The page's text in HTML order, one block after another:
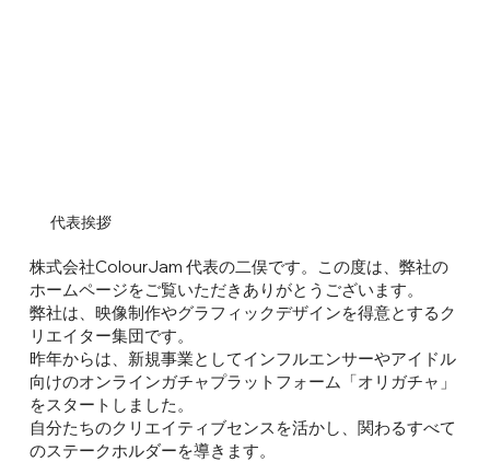
株式会社ColourJam 代表の二俣です。この度は、弊社の
ホームページをご覧いただきありがとうございます。
弊社は、映像制作やグラフィックデザインを得意とするク
リエイター集団です。
昨年からは、新規事業としてインフルエンサーやアイドル
向けのオンラインガチャプラットフォーム「オリガチャ」
をスタートしました。
​自分たちのクリエイティブセンスを活かし、関わるすべて
のステークホルダーを導きます。
代表挨拶